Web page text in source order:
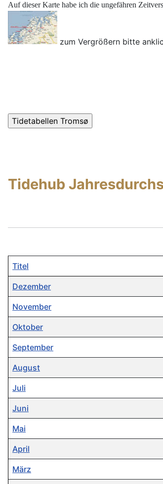
Auf dieser Karte habe ich die ungefähren
zum Vergrößern bitte
Tidehub
Titel
Dezember
November
Oktober
September
August
Juli
Juni
Mai
April
März